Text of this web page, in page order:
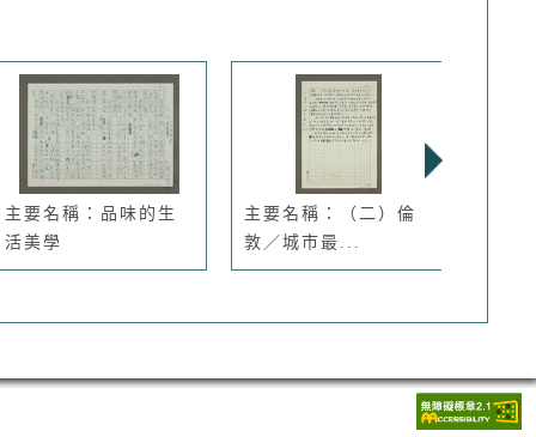
主要名稱：品味的生
活美學
主要名稱：（二）倫
敦／城市最...